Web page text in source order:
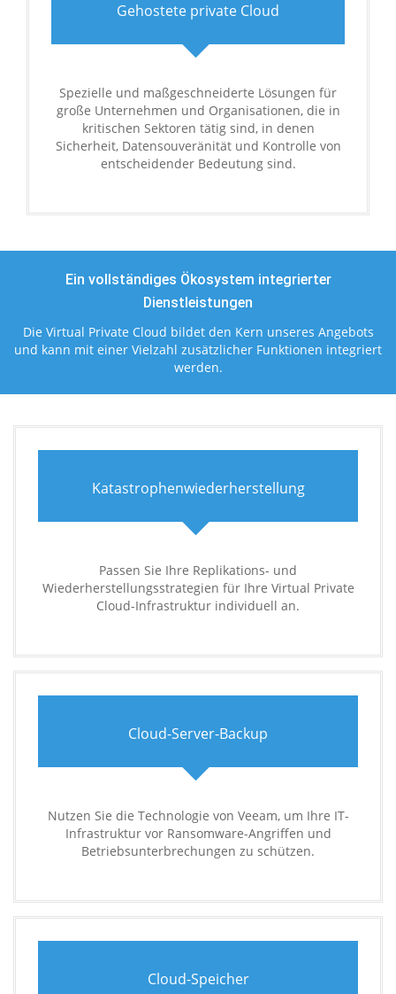
Gehostete private Cloud
Spezielle und maßgeschneiderte Lösungen für
große Unternehmen und Organisationen, die in
kritischen Sektoren tätig sind, in denen
Sicherheit, Datensouveränität und Kontrolle von
entscheidender Bedeutung sind.
Ein vollständiges Ökosystem integrierter
Dienstleistungen
Die Virtual Private Cloud bildet den Kern unseres Angebots
und kann mit einer Vielzahl zusätzlicher Funktionen integriert
werden.
Katastrophenwiederherstellung
Passen Sie Ihre Replikations- und
Wiederherstellungsstrategien für Ihre Virtual Private
Cloud-Infrastruktur individuell an.
Cloud-Server-Backup
Nutzen Sie die Technologie von Veeam, um Ihre IT-
Infrastruktur vor Ransomware-Angriffen und
Betriebsunterbrechungen zu schützen.
Cloud-Speicher